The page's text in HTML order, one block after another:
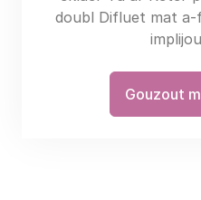
doubl Difluet mat a-
Gouzout